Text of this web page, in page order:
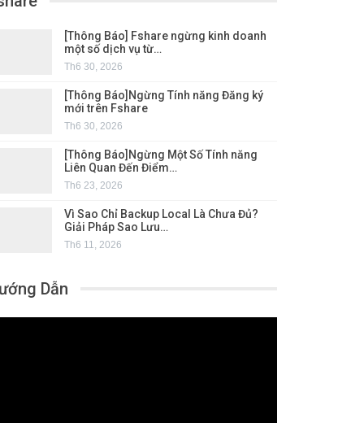
[Thông Báo] Fshare ngừng kinh doanh
một số dịch vụ từ…
Th6 30, 2026
[Thông Báo]Ngừng Tính năng Đăng ký
mới trên Fshare
Th6 30, 2026
[Thông Báo]Ngừng Một Số Tính năng
Liên Quan Đến Điểm…
Th6 23, 2026
Vì Sao Chỉ Backup Local Là Chưa Đủ?
Giải Pháp Sao Lưu…
Th6 11, 2026
Dẫn